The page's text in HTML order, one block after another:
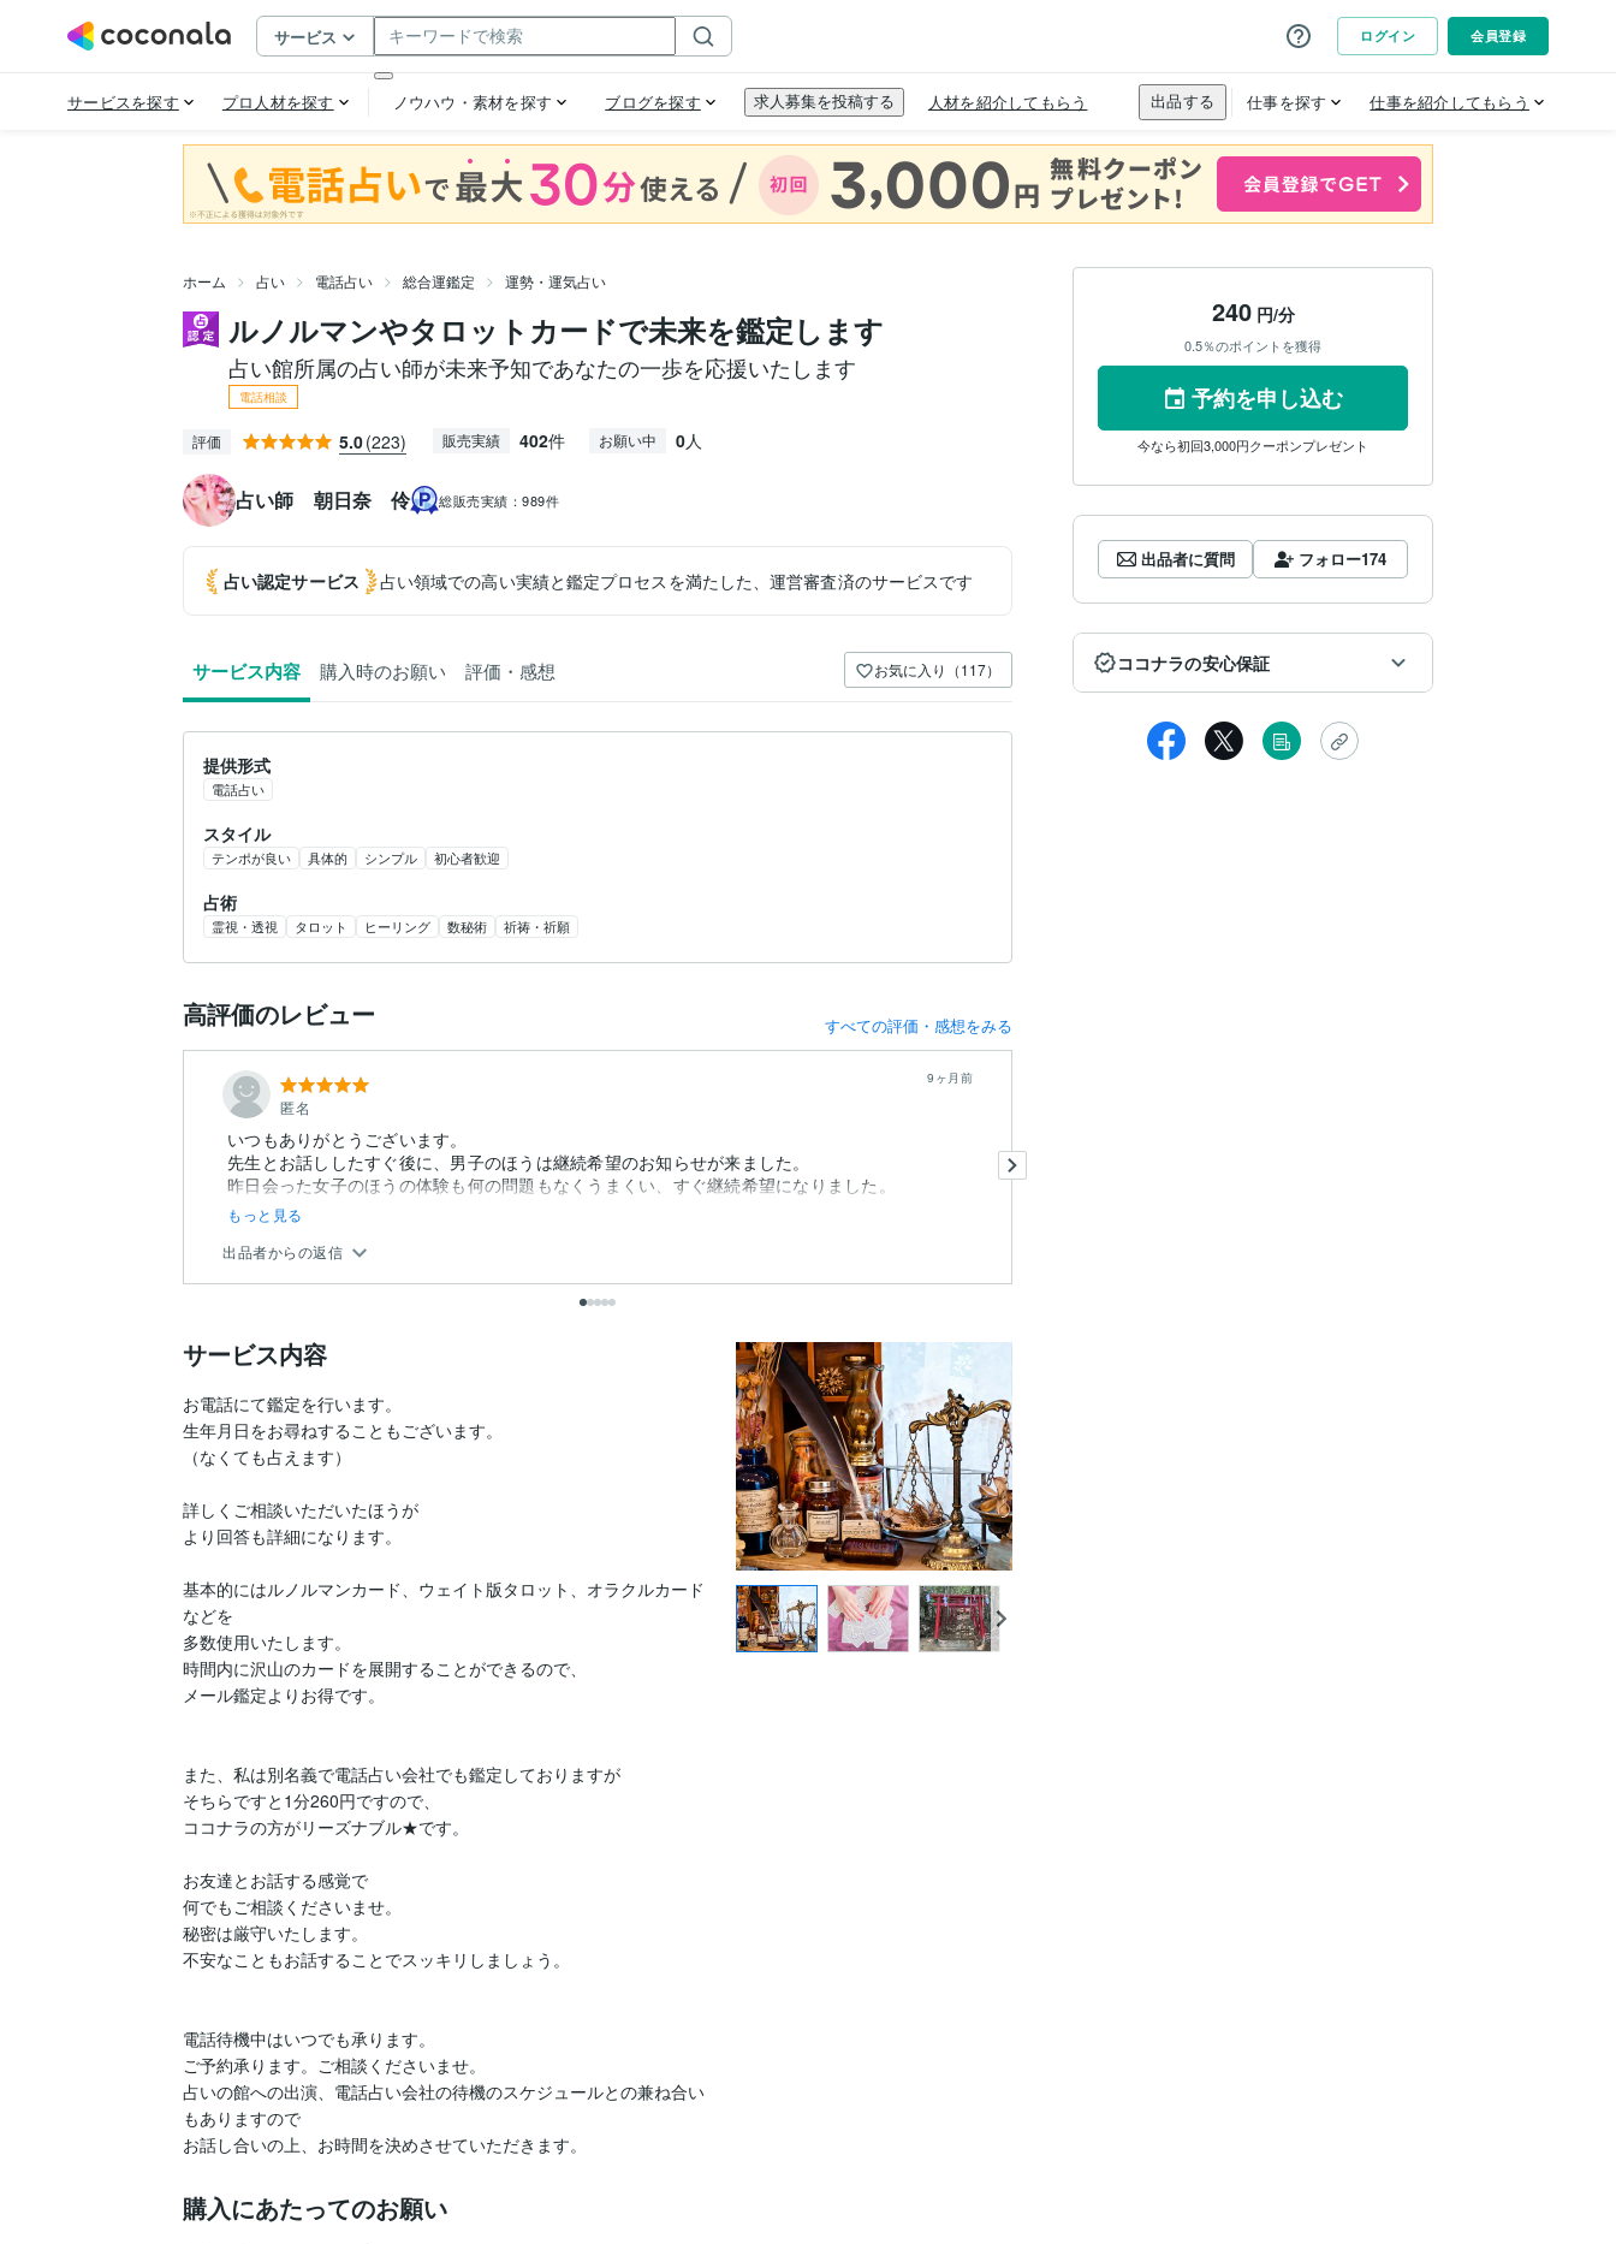
ホーム 占い 電話占い 総合運鑑定 運勢・運気占い
ルノルマンやタロットカードで未来を鑑定します
占い館所属の占い師が未来予知であなたの一歩を応援いたします
電話相談
評価 5.0(223) 販売実績 402件 お願い中 0人
占い師 朝日奈 伶 総販売実績：989件
占い認定サービス 占い領域での高い実績と鑑定プロセスを満たした、運営審査済のサービスです
サービス内容 購入時のお願い 評価・感想 お気に入り（117）
提供形式
電話占い
スタイル
テンポが良い 具体的 シンプル 初心者歓迎
占術
霊視・透視 タロット ヒーリング 数秘術 祈祷・祈願
高評価のレビュー すべての評価・感想をみる
匿名
9ヶ月前
いつもありがとうございます。
先生とお話ししたすぐ後に、男子のほうは継続希望のお知らせが来ました。
昨日会った女子のほうの体験も何の問題もなくうまくい、すぐ継続希望になりました。
もっと見る
出品者からの返信
サービス内容
お電話にて鑑定を行います。
生年月日をお尋ねすることもございます。
（なくても占えます）
詳しくご相談いただいたほうが
より回答も詳細になります。
基本的にはルノルマンカード、ウェイト版タロット、オラクルカード
などを
多数使用いたします。
時間内に沢山のカードを展開することができるので、
メール鑑定よりお得です。
また、私は別名義で電話占い会社でも鑑定しておりますが
そちらですと1分260円ですので、
ココナラの方がリーズナブル★です。
お友達とお話する感覚で
何でもご相談くださいませ。
秘密は厳守いたします。
不安なこともお話することでスッキリしましょう。
電話待機中はいつでも承ります。
ご予約承ります。ご相談くださいませ。
占いの館への出演、電話占い会社の待機のスケジュールとの兼ね合い
もありますので
購入にあたってのお願い
240円/分
0.5％のポイントを獲得
予約を申し込む
今なら初回3,000円クーポンプレゼント
出品者に質問 フォロー174
ココナラの安心保証